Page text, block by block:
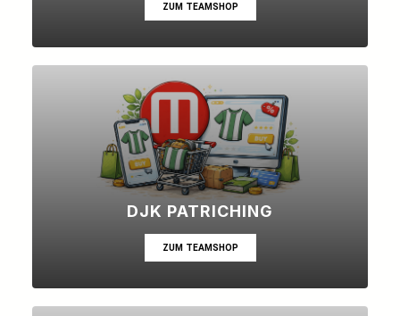
ZUM TEAMSHOP
DJK PATRICHING
ZUM TEAMSHOP